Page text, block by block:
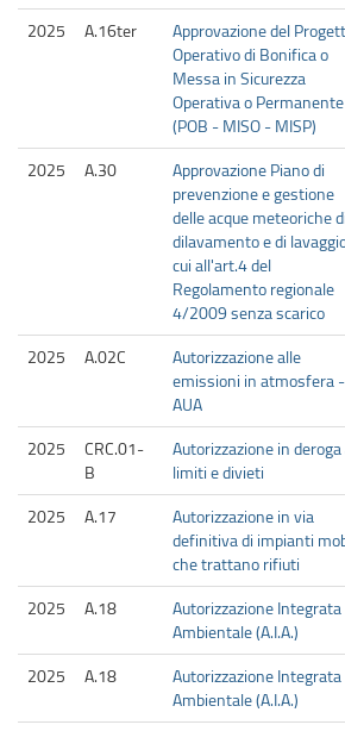
2025 A.16ter
Approvazione del
Operativo di Bonifica o
Messa in Sicurezza
Operativa o Permanente
(POB - MISO - MISP)
2025 A.30
Approvazione Piano di
prevenzione e gestione
delle acque meteoriche di
dilavamento e di
cui all'art.4 del
Regolamento regionale
4/2009 senza scarico
2025 A.02C
Autorizzazione alle
emissioni in atmosfera -
AUA
2025
CRC.01-
B
Autorizzazione in deroga
limiti e divieti
2025 A.17
Autorizzazione in via
definitiva di impianti
che trattano rifiuti
2025 A.18
Autorizzazione Integrata
Ambientale (A.I.A.)
2025 A.18
Autorizzazione Integrata
Ambientale (A.I.A.)